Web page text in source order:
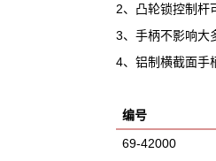
2、凸轮锁控制杆
3、手柄不影响大
4、铝制横截面手
编号
69-42000